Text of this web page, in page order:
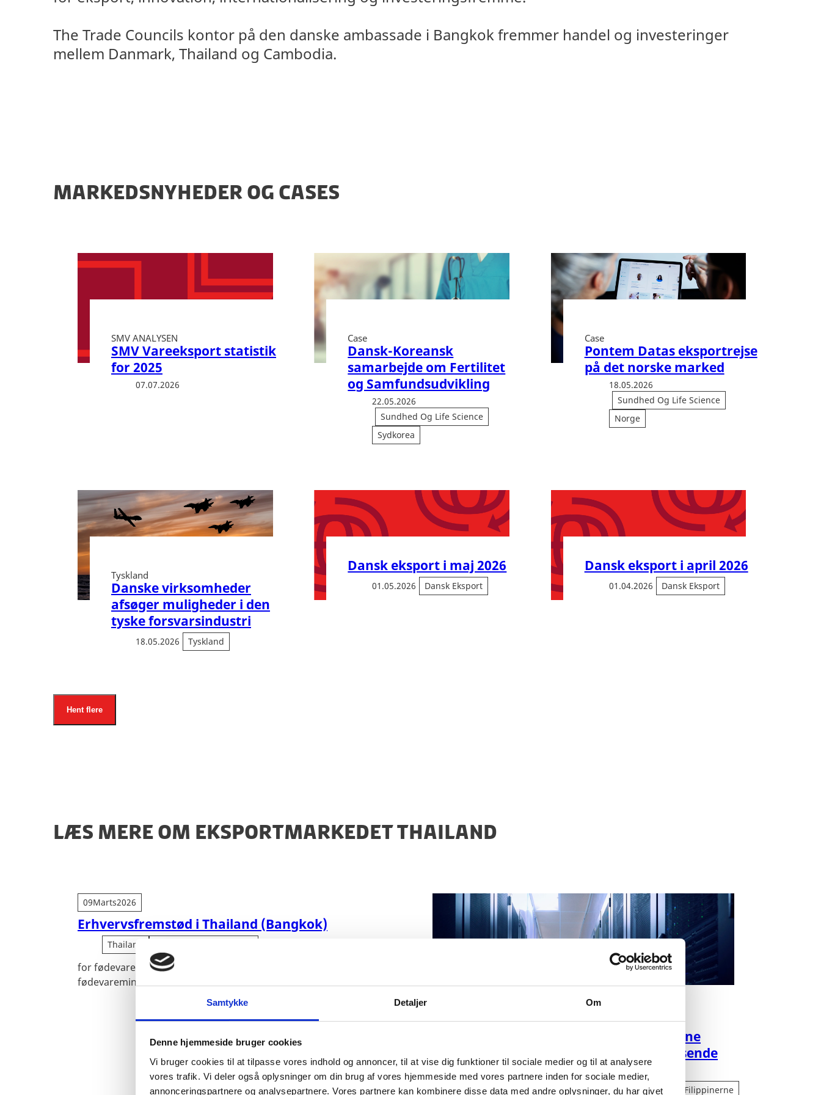
Samtykke Detaljer Om
Denne hjemmeside bruger cookies
Vi bruger cookies til at tilpasse vores indhold og annoncer, til at vise dig funktioner til sociale medier og til at analysere
vores trafik. Vi deler også oplysninger om din brug af vores hjemmeside med vores partnere inden for sociale medier,
annonceringspartnere og analysepartnere. Vores partnere kan kombinere disse data med andre oplysninger, du har givet
The Trade Councils kontor på den danske ambassade i Bangkok fremmer handel og investeringer
mellem Danmark, Thailand og Cambodia.
MARKEDSNYHEDER OG CASES
SMV ANALYSEN
SMV Vareeksport statistik
for 2025
07.07.2026
Case
Dansk-Koreansk
samarbejde om Fertilitet
og Samfundsudvikling
22.05.2026
Sundhed Og Life Science
Sydkorea
Case
Pontem Datas eksportrejse
på det norske marked
18.05.2026
Sundhed Og Life Science
Norge
Tyskland
Danske virksomheder
afsøger muligheder i den
tyske forsvarsindustri
18.05.2026 Tyskland
Dansk eksport i maj 2026
01.05.2026 Dansk Eksport
Dansk eksport i april 2026
01.04.2026 Dansk Eksport
Hent flere
LÆS MERE OM EKSPORTMARKEDET THAILAND
09Marts2026
Erhvervsfremstød i Thailand (Bangkok)
Thailand
for fødevare og landbrugsaktører med deltagelse af
fødevareministeren
Markedsnyhed
Stor efterspørgsel efter grønne
løsninger i Sydøstasiens voksende
datacentersektor
22.01.2026 Indonesien Malaysia
Filippinerne